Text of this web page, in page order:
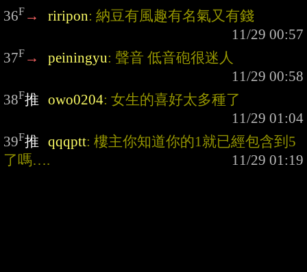
36F → riripon: 納豆有風趣有名氣又有錢
37F → peiningyu: 聲音 低音砲很迷人
38F推 owo0204: 女生的喜好太多種了
39F推 qqqptt: 樓主你知道你的1就已經包含到5
了嗎….